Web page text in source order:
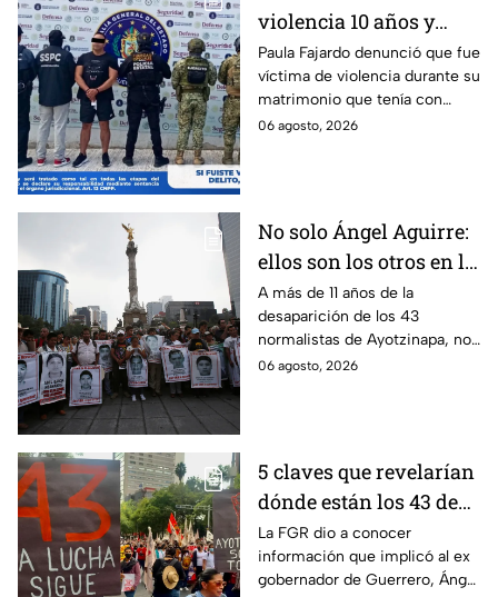
violencia 10 años y
hasta ahora detienen al
presunto agresor: el
caso de Paula Fajardo
Paula Fajardo denunció que fue
víctima de violencia durante su
matrimonio que tenía con
Jorge Francisco “N”, quien fue
06 agosto, 2026
No solo Ángel Aguirre:
ellos son los otros en la
lupa por el caso
Ayotzinapa
A más de 11 años de la
desaparición de los 43
normalistas de Ayotzinapa, no
se ha conocido el paradero de
06 agosto, 2026
5 claves que revelarían
dónde están los 43 de
Ayotzinapa tras
captura de Ángel
Aguirre, ex gobernador
La FGR dio a conocer
información que implicó al ex
gobernador de Guerrero, Ángel